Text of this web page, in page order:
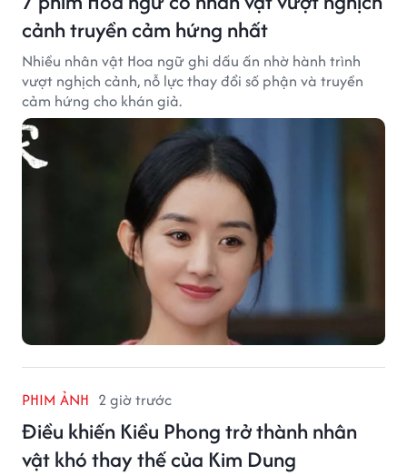
cảnh truyền cảm hứng nhất
Nhiều nhân vật Hoa ngữ ghi dấu ấn nhờ hành trình
vượt nghịch cảnh, nỗ lực thay đổi số phận và truyền
cảm hứng cho khán giả.
PHIM ẢNH 2 giờ trước
Điều khiến Kiều Phong trở thành nhân
vật khó thay thế của Kim Dung